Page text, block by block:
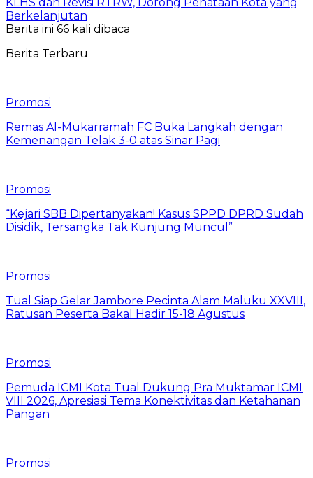
Berkelanjutan
Berita ini 66 kali dibaca
Berita Terbaru
Promosi
Remas Al-Mukarramah FC Buka Langkah dengan
Kemenangan Telak 3-0 atas Sinar Pagi
Promosi
“Kejari SBB Dipertanyakan! Kasus SPPD DPRD Sudah
Disidik, Tersangka Tak Kunjung Muncul”
Promosi
Tual Siap Gelar Jambore Pecinta Alam Maluku XXVIII,
Ratusan Peserta Bakal Hadir 15-18 Agustus
Promosi
Pemuda ICMI Kota Tual Dukung Pra Muktamar ICMI
VIII 2026, Apresiasi Tema Konektivitas dan Ketahanan
Pangan
Promosi